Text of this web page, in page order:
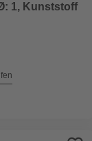
1, Kunststoff